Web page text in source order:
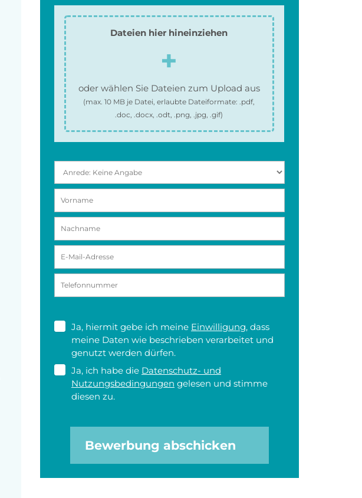
Dateien hier hineinziehen
oder wählen Sie Dateien zum Upload aus
(max.10 MB je Datei, erlaubte Dateiformate:.pdf,
.doc, .docx, .odt, .png, .jpg, .gif)
Ja, hiermit gebe ich meine Einwilligung, dass
meine Daten wie beschrieben verarbeitet und
genutzt werden dürfen.
Ja, ich habe die Datenschutz- und
Nutzungsbedingungen gelesen und stimme
diesen zu.
Bewerbung abschicken